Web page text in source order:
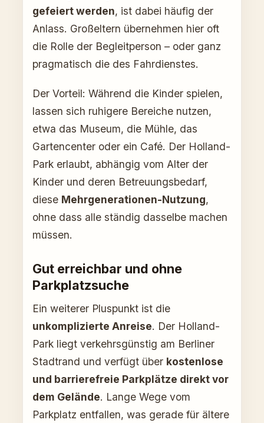
gefeiert werden, ist dabei häufig der
Anlass. Großeltern übernehmen hier oft
die Rolle der Begleitperson – oder ganz
pragmatisch die des Fahrdienstes.
Der Vorteil: Während die Kinder spielen,
lassen sich ruhigere Bereiche nutzen,
etwa das Museum, die Mühle, das
Gartencenter oder ein Café. Der Holland-
Park erlaubt, abhängig vom Alter der
Kinder und deren Betreuungsbedarf,
diese Mehrgenerationen-Nutzung,
ohne dass alle ständig dasselbe machen
müssen.
Gut erreichbar und ohne
Parkplatzsuche
Ein weiterer Pluspunkt ist die
unkomplizierte Anreise. Der Holland-
Park liegt verkehrsgünstig am Berliner
Stadtrand und verfügt über kostenlose
und barrierefreie Parkplätze direkt vor
dem Gelände. Lange Wege vom
Parkplatz entfallen, was gerade für ältere